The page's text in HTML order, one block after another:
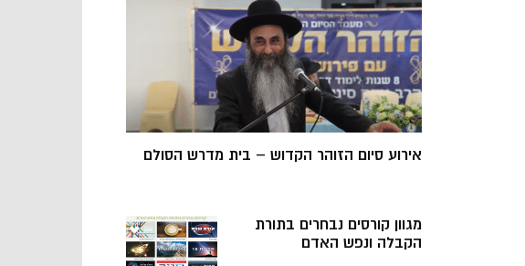
אירוע סיום הזוהר הקדוש – בית מדרש הסולם
מגוון קורסים נבחרים בתורת
הקבלה ונפש האדם